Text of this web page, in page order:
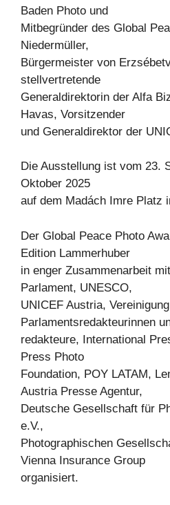
Baden Photo und
Mitbegründer des Global
Niedermüller,
Bürgermeister von
stellvertretende
Generaldirektorin der Alfa
Havas, Vorsitzender
und Generaldirektor der
Die Ausstellung ist vom 23.
Oktober 2025
auf dem Madách Imre Platz
Der Global Peace Photo
Edition Lammerhuber
in enger Zusammenarbeit
Parlament, UNESCO,
UNICEF Austria,
Parlamentsredakteurinnen
redakteure, International
Press Photo
Foundation, POY LATAM,
Austria Presse Agentur,
Deutsche Gesellschaft für
e.V.,
Photographischen
Vienna Insurance Group
organisiert.